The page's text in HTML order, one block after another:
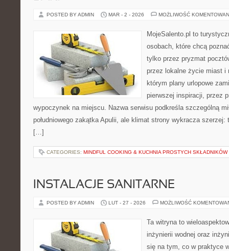
POSTED BY ADMIN MAR - 2 - 2026 MOŻLIWOŚĆ
MojeSalento.pl to
osobach, które chcą
tylko przez pryzmat
przez lokalne życie miast i
którym plany urlopowe
pierwszej inspiracji, przez
wypoczynek na miejscu. Nazwa serwisu podkreśla szczególną
południowego zakątka Apulii, ale klimat strony wykracza szerzej:
[…]
CATEGORIES: MINDFUL COOKING & KUCHNIA PROSTYCH SKŁADNIKÓW
INSTALACJE SANITARNE
POSTED BY ADMIN LUT - 27 - 2026 MOŻLIWOŚĆ
Ta witryna to
inżynierii wodnej oraz
się na tym, co w praktyce